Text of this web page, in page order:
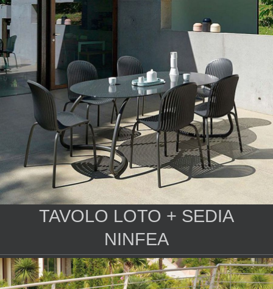
TAVOLO LOTO + SEDIA
NINFEA